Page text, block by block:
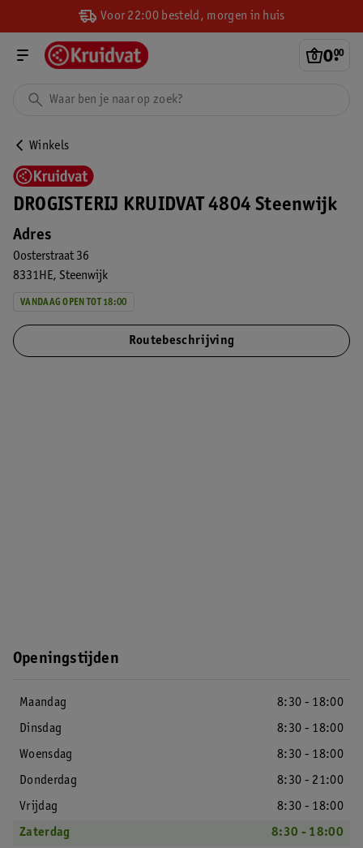
Voor 22:00 besteld, morgen in huis
0.
00
Winkels
DROGISTERIJ KRUIDVAT 4804 Steenwijk
Adres
Oosterstraat 36
8331HE Steenwijk
VANDAAG OPEN TOT 18:00
Routebeschrijving
Openingstijden
Maandag
8:30 - 18:00
Dinsdag
8:30 - 18:00
Woensdag
8:30 - 18:00
Donderdag
8:30 - 21:00
Vrijdag
8:30 - 18:00
Zaterdag
8:30 - 18:00